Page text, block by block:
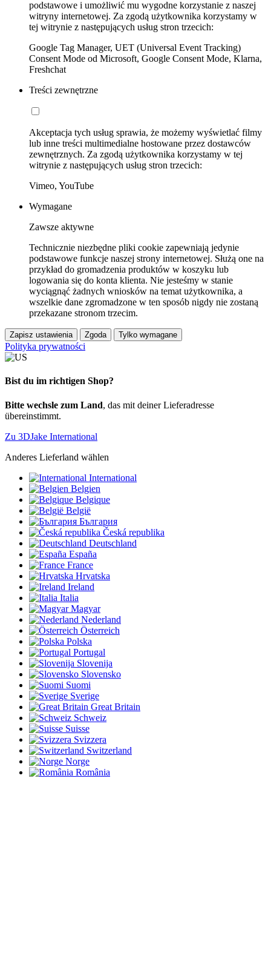
podstawowe i umożliwić mu wygodne korzystanie z naszej
witryny internetowej. Za zgodą użytkownika korzystamy w
tej witrynie z następujących usług stron trzecich:
Google Tag Manager, UET (Universal Event Tracking)
Consent Mode od Microsoft, Google Consent Mode, Klarna,
Freshchat
Treści zewnętrzne
Akceptacja tych usług sprawia, że możemy wyświetlać filmy
lub inne treści multimedialne hostowane przez dostawców
zewnętrznych. Za zgodą użytkownika korzystamy w tej
witrynie z następujących usług stron trzecich:
Vimeo, YouTube
Wymagane
Zawsze aktywne
Technicznie niezbędne pliki cookie zapewniają jedynie
podstawowe funkcje naszej strony internetowej. Służą one na
przykład do gromadzenia produktów w koszyku lub
logowania się do konta klienta. Nie jesteśmy w stanie
wyciągnąć żadnych wniosków na temat użytkownika, a
wszelkie dane zgromadzone w ten sposób nigdy nie zostaną
przekazane stronom trzecim.
Zapisz ustawienia Zgoda Tylko wymagane
Polityka prywatności
Bist du im richtigen Shop?
Bitte wechsle zum Land, das mit deiner Lieferadresse
übereinstimmt.
Zu 3DJake International
Anderes Lieferland wählen
International
Belgien
Belgique
België
България
Česká republika
Deutschland
España
France
Hrvatska
Ireland
Italia
Magyar
Nederland
Österreich
Polska
Portugal
Slovenija
Slovensko
Suomi
Sverige
Great Britain
Schweiz
Suisse
Svizzera
Switzerland
Norge
România